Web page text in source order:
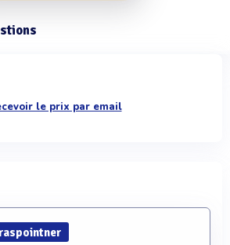
le prix par email